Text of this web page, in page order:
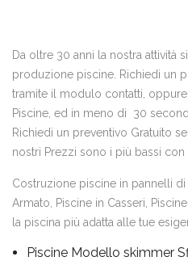
Da oltre 30 anni la nostra attività
produzione piscine. Richiedi un
tramite il modulo contatti,
Piscine, ed in meno di 30
Richiedi un preventivo Gratuito
nostri Prezzi sono i più bassi
Costruzione piscine in pannelli
Armato, Piscine in Casseri,
la piscina più adatta alle tue
Piscine Modello skimmer